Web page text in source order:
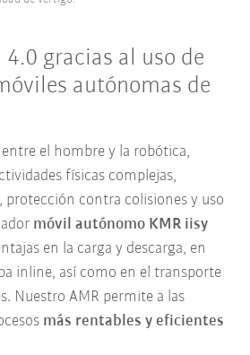
gracias al uso de
autónomas de
el hombre y la robótica,
físicas complejas,
protección contra colisiones y uso
móvil autónomo KMR iisy
en la carga y descarga, en
inline, así como en el transporte
Nuestro AMR permite a las
más rentables y eficientes